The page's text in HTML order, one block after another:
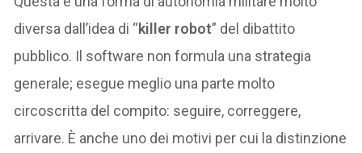
diversa dall’idea di “killer robot” del dibattito
pubblico. Il software non formula una strategia
generale; esegue meglio una parte molto
circoscritta del compito: seguire, correggere,
arrivare. È anche uno dei motivi per cui la distinzione